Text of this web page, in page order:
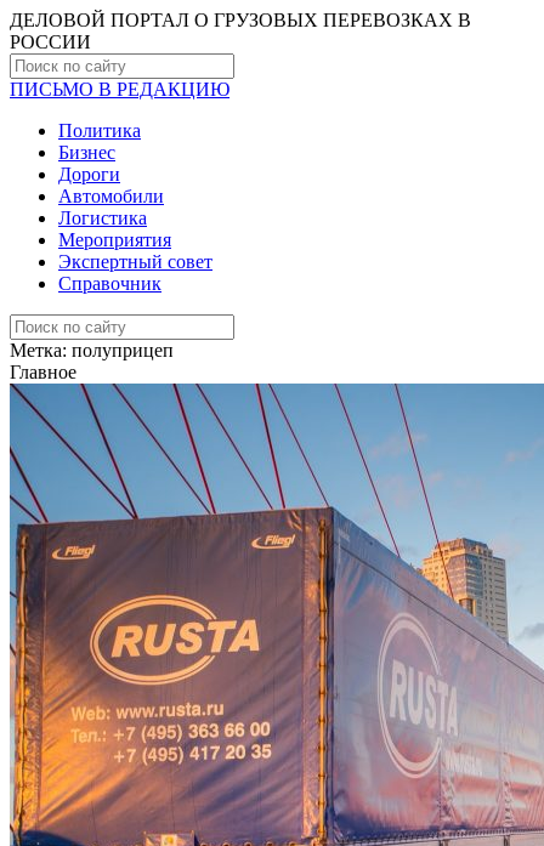
ДЕЛОВОЙ ПОРТАЛ О ГРУЗОВЫХ ПЕРЕВОЗКАХ В
РОCСИИ
ПИСЬМО В РЕДАКЦИЮ
Политика
Бизнес
Дороги
Автомобили
Логистика
Мероприятия
Экспертный совет
Справочник
Метка: полуприцеп
Главное